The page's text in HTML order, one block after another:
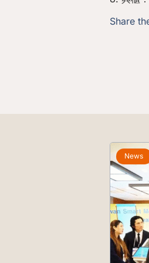
Share
News